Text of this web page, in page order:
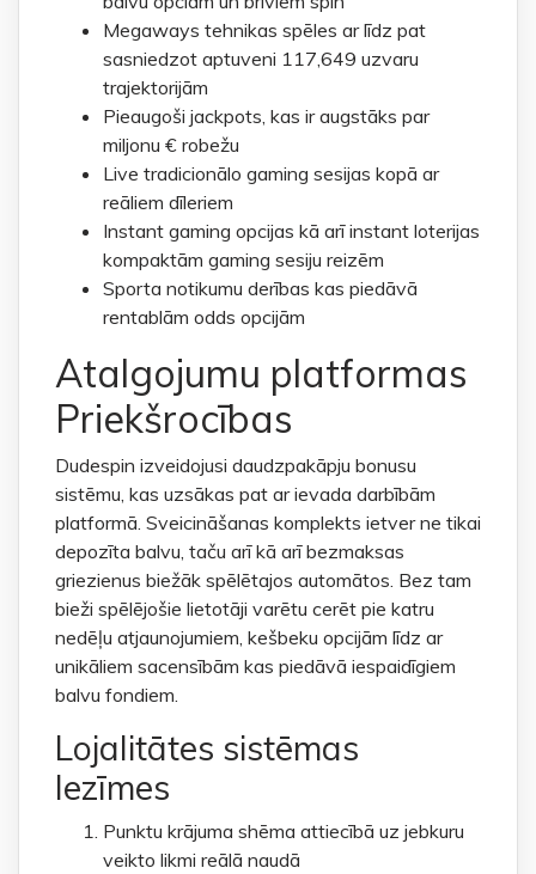
Megaways tehnikas spēles ar līdz pat
sasniedzot aptuveni 117,649 uzvaru
trajektorijām
Pieaugoši jackpots, kas ir augstāks par
miljonu € robežu
Live tradicionālo gaming sesijas kopā ar
reāliem dīleriem
Instant gaming opcijas kā arī instant loterijas
kompaktām gaming sesiju reizēm
Sporta notikumu derības kas piedāvā
rentablām odds opcijām
Atalgojumu platformas
Priekšrocības
Dudespin izveidojusi daudzpakāpju bonusu
sistēmu, kas uzsākas pat ar ievada darbībām
platformā. Sveicināšanas komplekts ietver ne tikai
depozīta balvu, taču arī kā arī bezmaksas
griezienus biežāk spēlētajos automātos. Bez tam
bieži spēlējošie lietotāji varētu cerēt pie katru
nedēļu atjaunojumiem, kešbeku opcijām līdz ar
unikāliem sacensībām kas piedāvā iespaidīgiem
balvu fondiem.
Lojalitātes sistēmas
Iezīmes
Punktu krājuma shēma attiecībā uz jebkuru
veikto likmi reālā naudā